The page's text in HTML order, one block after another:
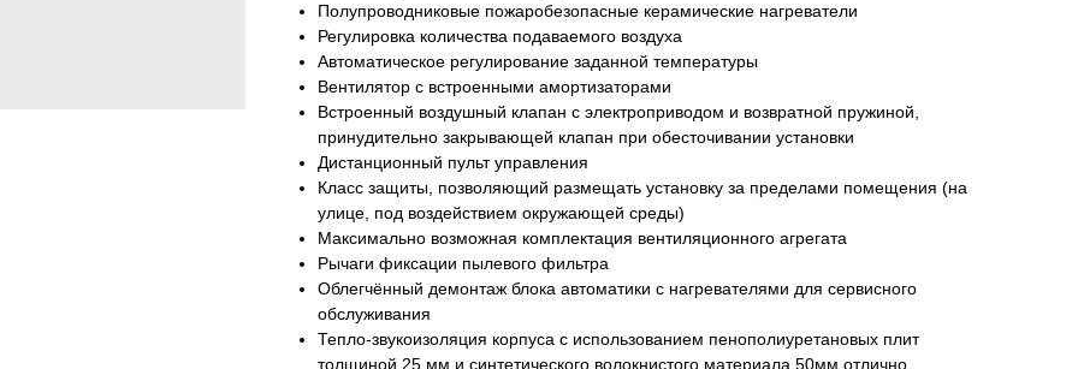
Полупроводниковые пожаробезопасные керамические нагреватели
Регулировка количества подаваемого воздуха
Автоматическое регулирование заданной температуры
Вентилятор с встроенными амортизаторами
Встроенный воздушный клапан с электроприводом и возвратной пружиной,
принудительно закрывающей клапан при обесточивании установки
Дистанционный пульт управления
Класс защиты, позволяющий размещать установку за пределами помещения (на
улице, под воздействием окружающей среды)
Максимально возможная комплектация вентиляционного агрегата
Рычаги фиксации пылевого фильтра
Облегчённый демонтаж блока автоматики с нагревателями для сервисного
обслуживания
Тепло-звукоизоляция корпуса с использованием пенополиуретановых плит
толщиной 25 мм и синтетического волокнистого материала 50мм отлично